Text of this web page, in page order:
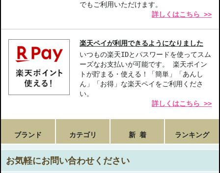
でもご利用いただけます。
詳しくはこちら >>
楽天ペイが利用できるようになりました
いつもの楽天IDとパスワードを使ってスム
ーズなお支払いが可能です。 楽天ポイン
トが貯まる・使える！「簡単」「あんし
ん」「お得」な楽天ペイをご利用くださ
い。
詳しくはこちら >>
ブランド カテゴリ 新 着 ランキング
お気軽にお問い合わせください